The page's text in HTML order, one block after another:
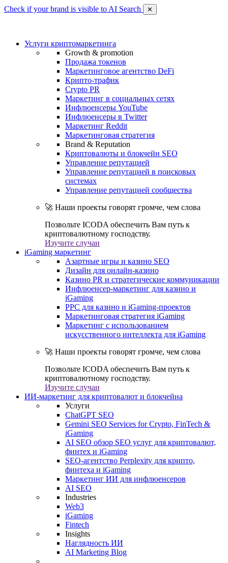
Check if your brand is visible to AI Search ✕
Услуги криптомаркетинга
Growth & promotion
Продажа токенов
Маркетинговое агентство DeFi
Крипто-трафик
Crypto PR
Маркетинг в социальных сетях
Инфлюенсеры YouTube
Инфлюенсеры в Twitter
Маркетинг Reddit
Маркетинговая стратегия
Brand & Reputation
Криптовалюты и блокчейн SEO
Управление репутацией
Управление репутацией в поисковых
системах
Управление репутацией сообщества
🚀 Наши проекты говорят громче, чем слова
Позвольте ICODA обеспечить Вам путь к
криптовалютному господству.
Изучите случаи
iGaming маркетинг
Азартные игры и казино SEO
Дизайн для онлайн-казино
Казино PR и стратегические коммуникации
Инфлюенсер-маркетинг для казино и
iGaming
PPC для казино и iGaming-проектов
Маркетинговая стратегия iGaming
Маркетинг с использованием
искусственного интеллекта для iGaming
🚀 Наши проекты говорят громче, чем слова
Позвольте ICODA обеспечить Вам путь к
криптовалютному господству.
Изучите случаи
ИИ-маркетинг для криптовалют и блокчейна
Услуги
ChatGPT SEO
Gemini SEO Services for Crypto, FinTech &
iGaming
AI SEO обзор SEO услуг для криптовалют,
финтех и iGaming
SEO-агентство Perplexity для крипто,
финтеха и iGaming
Маркетинг ИИ для инфлюенсеров
AI SEO
Industries
Web3
iGaming
Fintech
Insights
Наглядность ИИ
AI Marketing Blog